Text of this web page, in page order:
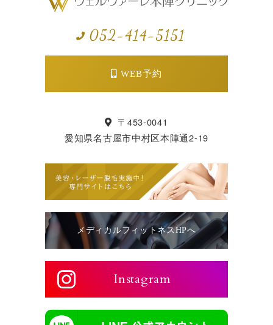
WEB予約
〒453-0041
愛知県名古屋市中村区本陣通2-19
メディカルフィットネスHPへ
Instagram